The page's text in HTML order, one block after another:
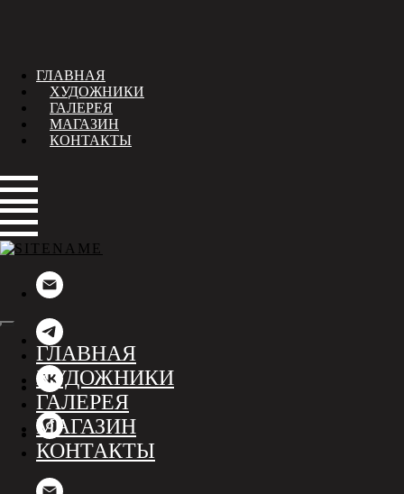
ГЛАВНАЯ
ХУДОЖНИКИ
ГАЛЕРЕЯ
МАГАЗИН
КОНТАКТЫ
ГЛАВНАЯ
ХУДОЖНИКИ
ГАЛЕРЕЯ
МАГАЗИН
КОНТАКТЫ